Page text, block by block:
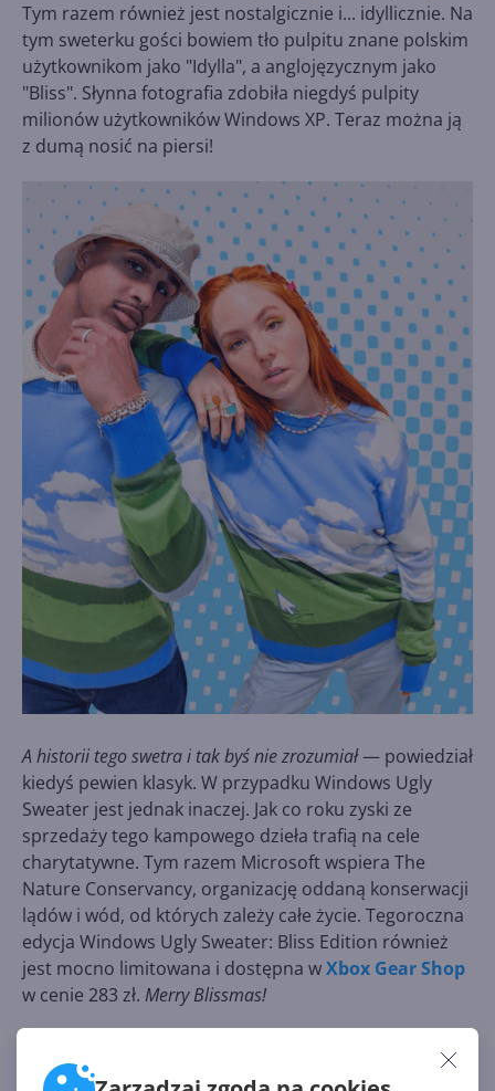
Tym razem również jest nostalgicznie i... idyllicznie. Na
tym sweterku gości bowiem tło pulpitu znane polskim
użytkownikom jako "Idylla", a anglojęzycznym jako
"Bliss". Słynna fotografia zdobiła niegdyś pulpity
milionów użytkowników Windows XP. Teraz można ją
z dumą nosić na piersi!
A historii tego swetra i tak byś nie zrozumiał— powiedział
kiedyś pewien klasyk. W przypadku Windows Ugly
Sweater jest jednak inaczej. Jak co roku zyski ze
sprzedaży tego kampowego dzieła trafią na cele
charytatywne. Tym razem Microsoft wspiera The
Nature Conservancy, organizację oddaną konserwacji
lądów i wód, od których zależy całe życie. Tegoroczna
edycja Windows Ugly Sweater: Bliss Edition również
jest mocno limitowana i dostępna wXbox Gear Shop
w cenie 283 zł. Merry Blissmas!